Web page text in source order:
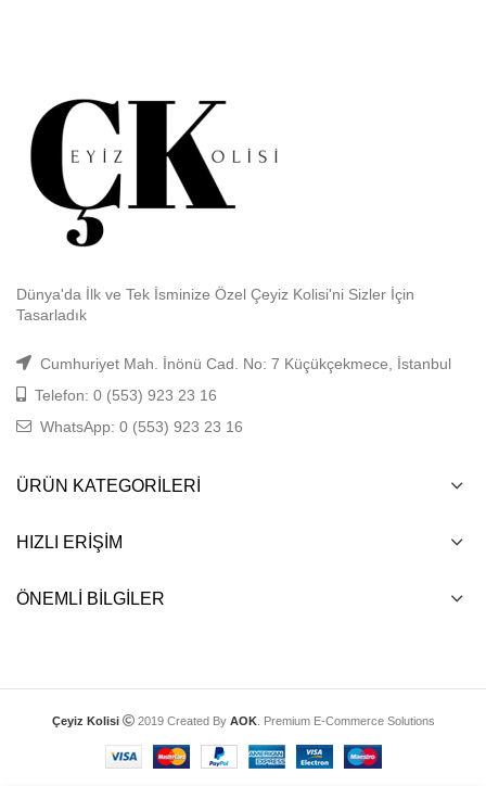
Dünya'da İlk ve Tek İsminize Özel Çeyiz Kolisi'ni Sizler İçin
Tasarladık
Cumhuriyet Mah. İnönü Cad. No: 7 Küçükçekmece, İstanbul
Telefon: 0 (553) 923 23 16
WhatsApp: 0 (553) 923 23 16
ÜRÜN KATEGORILERI
HIZLI ERIŞIM
ÖNEMLI BILGILER
Çeyiz Kolisi 2019 Created By AOK. Premium E-Commerce Solutions